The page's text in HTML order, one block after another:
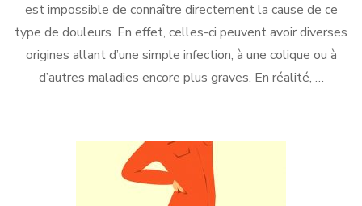
est impossible de connaître directement la cause de ce
type de douleurs. En effet, celles-ci peuvent avoir diverses
origines allant d’une simple infection, à une colique ou à
d’autres maladies encore plus graves. En réalité, …